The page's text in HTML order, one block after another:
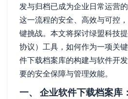
发与归档已成为企业日常运营
这一流程的安全、高效与可控
键挑战。本文将探讨绿盟科技
协议）工具，如何作为一项关
件下载档案库的构建与软件开
要的安全保障与管理效能。
一、 企业软件下载档案库